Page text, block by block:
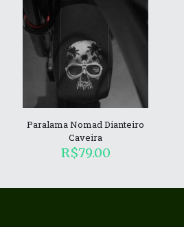
Paralama Nomad Dianteiro
Caveira
R$79.00